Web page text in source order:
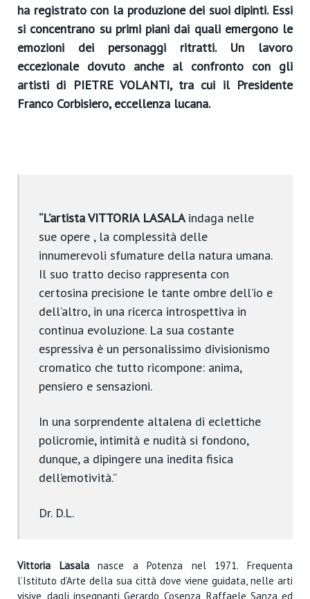
ha registrato con la produzione dei suoi dipinti. Essi
si concentrano su primi piani dai quali emergono le
emozioni dei personaggi ritratti. Un lavoro
eccezionale dovuto anche al confronto con gli
artisti di PIETRE VOLANTI, tra cui il Presidente
Franco Corbisiero, eccellenza lucana.
“L’artista VITTORIA LASALA indaga nelle
sue opere , la complessità delle
innumerevoli sfumature della natura umana.
Il suo tratto deciso rappresenta con
certosina precisione le tante ombre dell’io e
dell’altro, in una ricerca introspettiva in
continua evoluzione. La sua costante
espressiva è un personalissimo divisionismo
cromatico che tutto ricompone: anima,
pensiero e sensazioni.
In una sorprendente altalena di eclettiche
policromie, intimità e nudità si fondono,
dunque, a dipingere una inedita fisica
dell’emotività.”
Dr. D.L.
Vittoria Lasalanasce a Potenza nel 1971. Frequenta
l’Istituto d’Arte della sua città dove viene guidata, nelle arti
visive, dagli insegnanti Gerardo Cosenza, Raffaele Sanza ed